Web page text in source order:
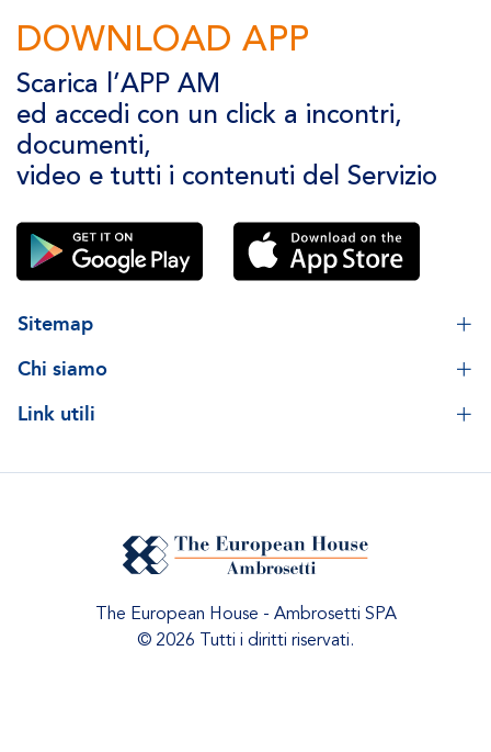
DOWNLOAD APP
Scarica l’APP AM
ed accedi con un click a incontri,
documenti,
video e tutti i contenuti del Servizio
Sitemap
Chi siamo
Link utili
The European House - Ambrosetti SPA
© 2026 Tutti i diritti riservati.